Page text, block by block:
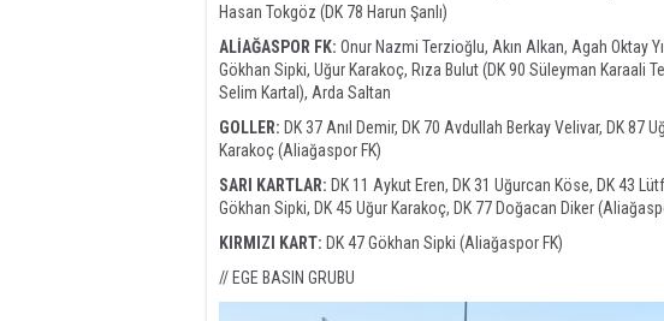
Hasan Tokgöz (DK 78 Harun Şanlı)
ALİAĞASPOR FK: Onur Nazmi Terzioğlu, Akın Alkan, Agah Oktay
Gökhan Sipki, Uğur Karakoç, Rıza Bulut (DK 90 Süleyman Karaali
Selim Kartal), Arda Saltan
GOLLER: DK 37 Anıl Demir, DK 70 Avdullah Berkay Velivar, DK 87
Karakoç (Aliağaspor FK)
SARI KARTLAR: DK 11 Aykut Eren, DK 31 Uğurcan Köse, DK 43
Gökhan Sipki, DK 45 Uğur Karakoç, DK 77 Doğacan Diker
KIRMIZI KART: DK 47 Gökhan Sipki (Aliağaspor FK)
// EGE BASIN GRUBU